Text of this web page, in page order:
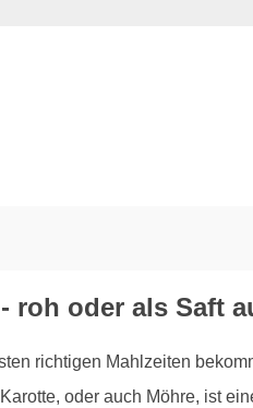
roh oder als Saft
richtigen Mahlzeiten
oder auch Möhre, ist